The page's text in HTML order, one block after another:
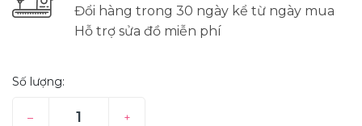
Đổi hàng trong 30 ngày kể từ ngày mua
Hỗ trợ sửa đồ miễn phí
Số lượng:
– +